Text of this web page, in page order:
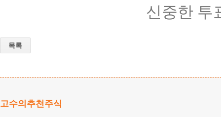
신중한 투
목록
고수의추천주식